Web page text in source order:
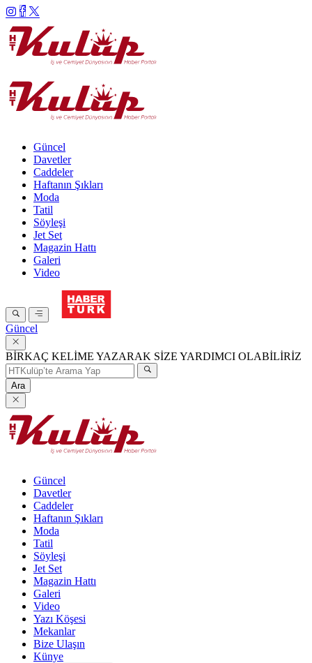
Güncel
Davetler
Caddeler
Haftanın Şıkları
Moda
Tatil
Söyleşi
Jet Set
Magazin Hattı
Galeri
Video
Güncel
BİRKAÇ KELİME YAZARAK SİZE YARDIMCI OLABİLİRİZ
Ara
Güncel
Davetler
Caddeler
Haftanın Şıkları
Moda
Tatil
Söyleşi
Jet Set
Magazin Hattı
Galeri
Video
Yazı Köşesi
Mekanlar
Bize Ulaşın
Künye